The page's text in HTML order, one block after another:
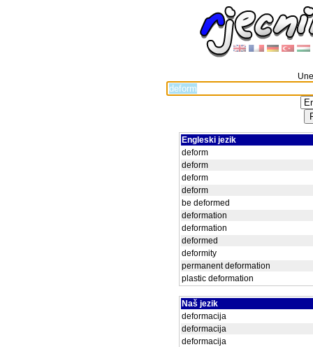
Engleski jezik
deform
deform
deform
deform
be deformed
deformation
deformation
deformed
deformity
permanent deformation
plastic deformation
Naš jezik
deformacija
deformacija
deformacija